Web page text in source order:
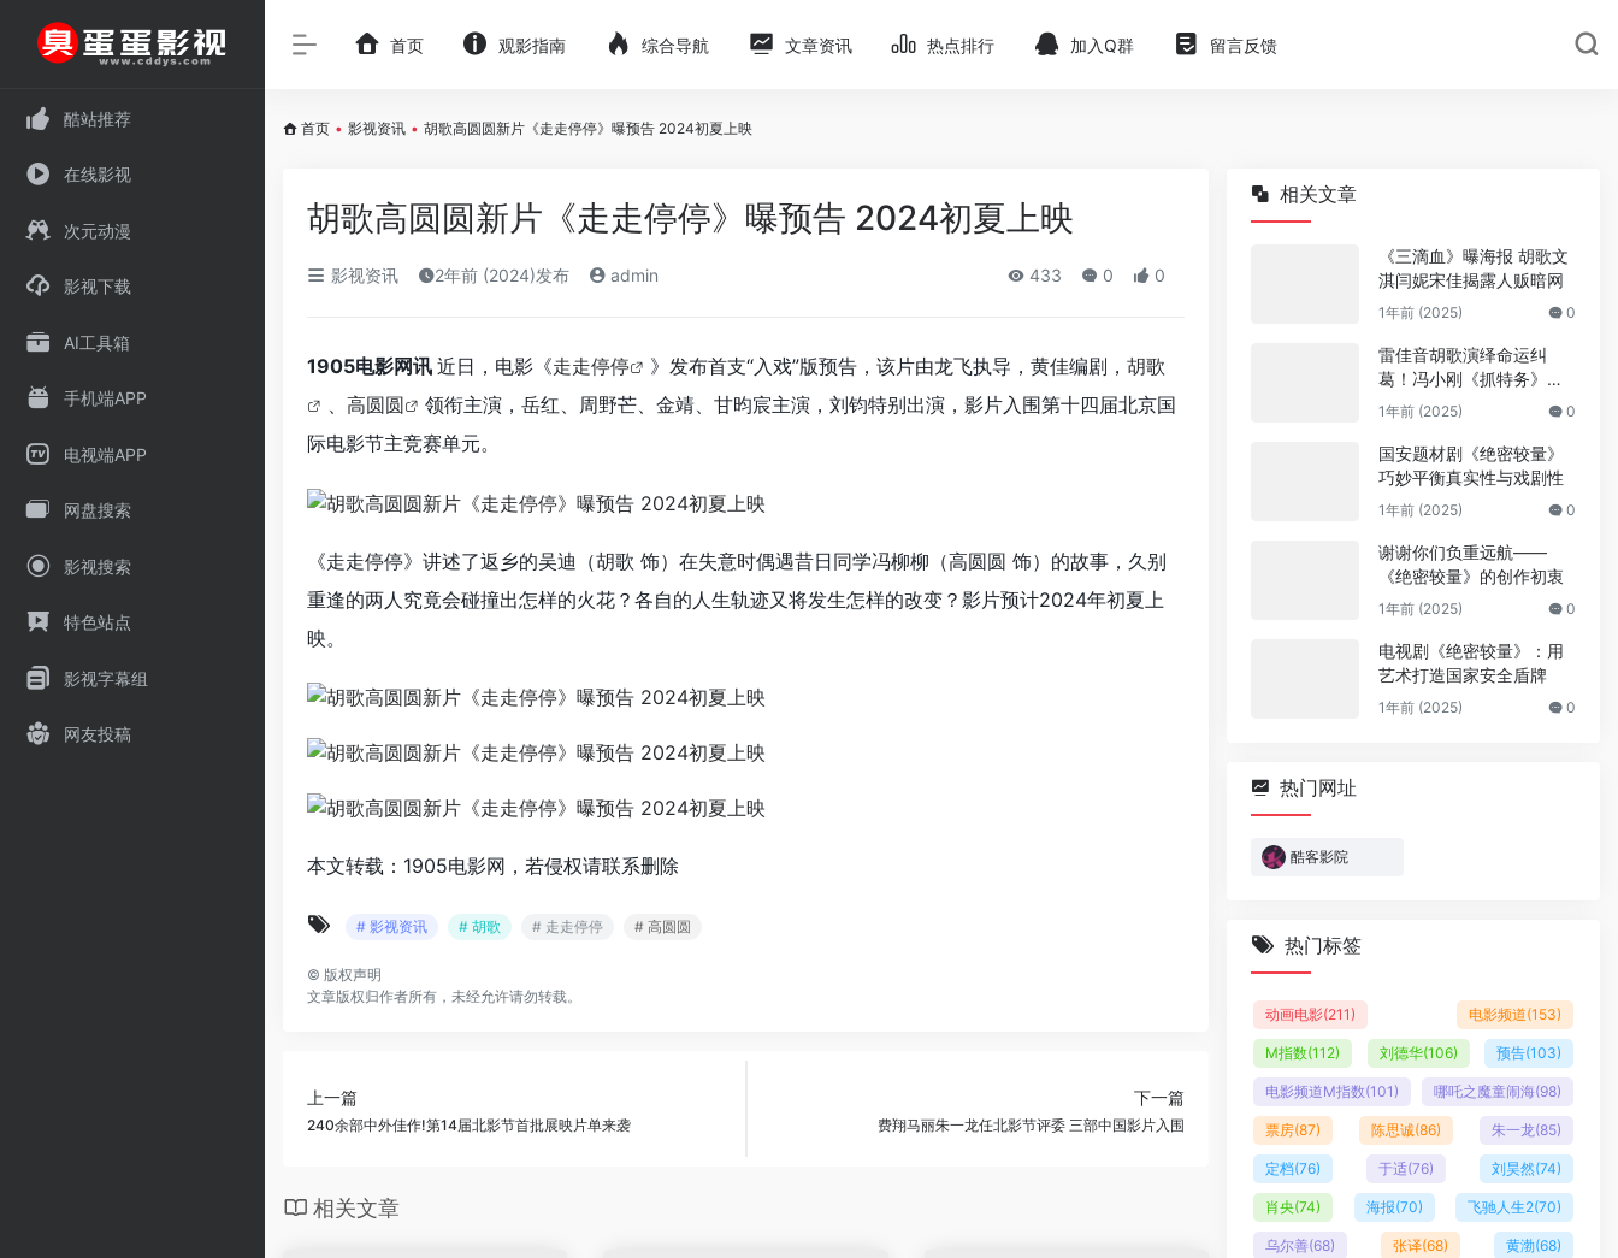
酷站推荐
在线影视
次元动漫
影视下载
AI工具箱
手机端APP
电视端APP
网盘搜索
影视搜索
特色站点
影视字幕组
网友投稿
首页 观影指南 综合导航 文章资讯 热点排行 加入Q群 留言反馈
首页 • 影视资讯 • 胡歌高圆圆新片《走走停停》曝预告 2024初夏上映
胡歌高圆圆新片《走走停停》曝预告 2024初夏上映
影视资讯 2年前 (2024)发布 admin 433 0 0
1905电影网讯 近日，电影《走走停停 》发布首支“入戏”版预告，该片由龙飞执导，黄佳编剧， 胡歌
、 高圆圆
领衔主演，岳红、周野芒、金靖、甘昀宸主演，刘钧特别出演，影片入围第十四届北京国
际电影节主竞赛单元。
《走走停停》讲述了返乡的吴迪（胡歌 饰）在失意时偶遇昔日同学冯柳柳（高圆圆 饰）的故事，久别
重逢的两人究竟会碰撞出怎样的火花？各自的人生轨迹又将发生怎样的改变？影片预计2024年初夏上
映。
本文转载：1905电影网，若侵权请联系删除
# 影视资讯 # 胡歌 # 走走停停 # 高圆圆
© 版权声明
文章版权归作者所有，未经允许请勿转载。
上一篇
240余部中外佳作!第14届北影节首批展映片单来袭
下一篇
费翔马丽朱一龙任北影节评委 三部中国影片入围
相关文章
相关文章
《三滴血》曝海报 胡歌文
淇闫妮宋佳揭露人贩暗网
1年前 (2025) 0
雷佳音胡歌演绎命运纠
葛！冯小刚《抓特务》亮
相
1年前 (2025) 0
国安题材剧《绝密较量》
巧妙平衡真实性与戏剧性
1年前 (2025) 0
谢谢你们负重远航——
《绝密较量》的创作初衷
1年前 (2025) 0
电视剧《绝密较量》：用
艺术打造国家安全盾牌
1年前 (2025) 0
热门网址
酷客影院
热门标签
动画电影(211) 电影频道(153)
M指数(112) 刘德华(106) 预告(103)
电影频道M指数(101) 哪吒之魔童闹海(98)
票房(87) 陈思诚(86) 朱一龙(85)
定档(76) 于适(76) 刘昊然(74)
肖央(74) 海报(70) 飞驰人生2(70)
乌尔善(68) 张译(68) 黄渤(68)